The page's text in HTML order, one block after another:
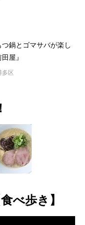
鍋とゴマサバが楽し
屋』
多区
べ歩き】